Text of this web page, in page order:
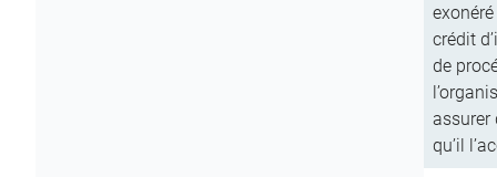
crédit
de
assurer
qu’il